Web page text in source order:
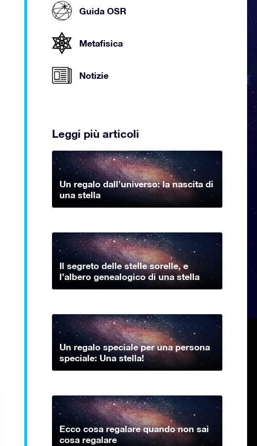
Guida OSR
Metafisica
Notizie
Leggi più articoli
Un regalo dall’universo: la nascita di
una stella
Il segreto delle stelle sorelle, e
l’albero genealogico di una stella
Un regalo speciale per una persona
speciale: Una stella!
Ecco cosa regalare quando non sai
cosa regalare